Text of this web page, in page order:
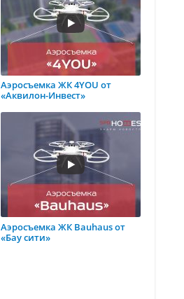
Аэросъемка ЖК 4YOU от
«Аквилон-Инвест»
Аэросъемка ЖК Bauhaus от
«Бау сити»